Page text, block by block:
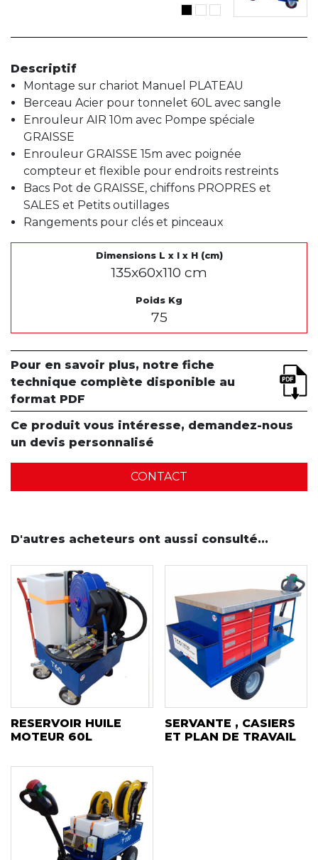
Descriptif
Montage sur chariot Manuel PLATEAU
Berceau Acier pour tonnelet 60L avec sangle
Enrouleur AIR 10m avec Pompe spéciale
GRAISSE
Enrouleur GRAISSE 15m avec poignée
compteur et flexible pour endroits restreints
Bacs Pot de GRAISSE, chiffons PROPRES et
SALES et Petits outillages
Rangements pour clés et pinceaux
Dimensions L x l x H (cm)
135x60x110 cm
Poids Kg
75
Pour en savoir plus, notre fiche
technique complète disponible au
format PDF
Ce produit vous intéresse, demandez-nous
un devis personnalisé
CONTACT
D'autres acheteurs ont aussi consulté...
RESERVOIR HUILE
MOTEUR 60L
SERVANTE , CASIERS
ET PLAN DE TRAVAIL